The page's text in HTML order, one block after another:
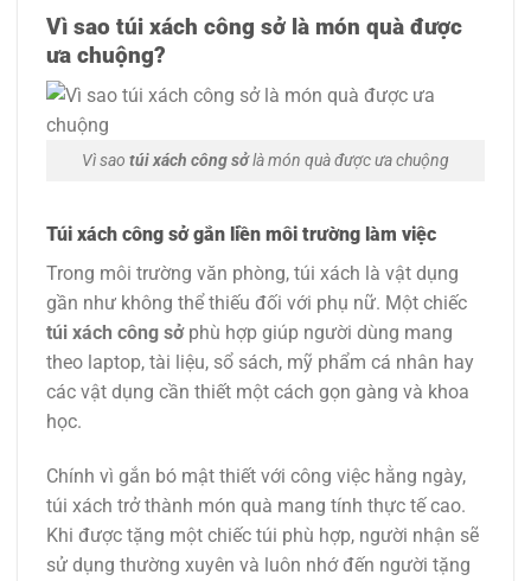
Vì sao túi xách công sở là món quà được
ưa chuộng?
Vì sao túi xách công sởlà món quà được ưa chuộng
Túi xách công sở gắn liền môi trường làm việc
Trong môi trường văn phòng, túi xách là vật dụng
gần như không thể thiếu đối với phụ nữ. Một chiếc
túi xách công sởphù hợp giúp người dùng mang
theo laptop, tài liệu, sổ sách, mỹ phẩm cá nhân hay
các vật dụng cần thiết một cách gọn gàng và khoa
học.
Chính vì gắn bó mật thiết với công việc hằng ngày,
túi xách trở thành món quà mang tính thực tế cao.
Khi được tặng một chiếc túi phù hợp, người nhận sẽ
sử dụng thường xuyên và luôn nhớ đến người tặng